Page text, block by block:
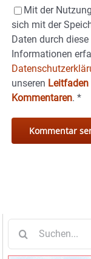
Mit der
sich mit der
Daten durch
Informationen
unseren
Kommentaren. *
nach: